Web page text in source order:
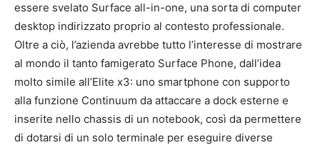
essere svelato Surface all-in-one, una sorta di computer
desktop indirizzato proprio al contesto professionale.
Oltre a ciò, l’azienda avrebbe tutto l’interesse di mostrare
al mondo il tanto famigerato Surface Phone, dall’idea
molto simile all’Elite x3: uno smartphone con supporto
alla funzione Continuum da attaccare a dock esterne e
inserite nello chassis di un notebook, così da permettere
di dotarsi di un solo terminale per eseguire diverse